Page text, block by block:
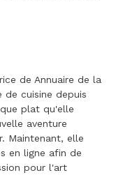
de Annuaire de la
de cuisine depuis
plat qu'elle
aventure
Maintenant, elle
en ligne afin de
pour l'art